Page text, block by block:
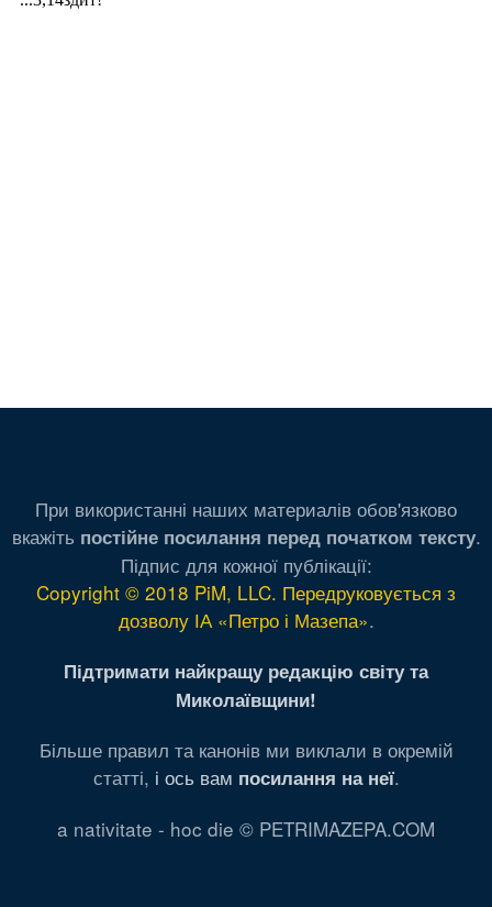
При використанні наших материалів обов'язково
вкажіть постійне посилання перед початком тексту.
Підпис для кожної публікації:
Copyright © 2018 PiM, LLC. Передруковується з
дозволу ІА «Петро і Мазепа».
Підтримати найкращу редакцію світу та
Миколаївщини!
Більше правил та канонів ми виклали в окремій
статті, і ось вам посилання на неї.
a nativitate - hoc die © PETRIMAZEPA.COM